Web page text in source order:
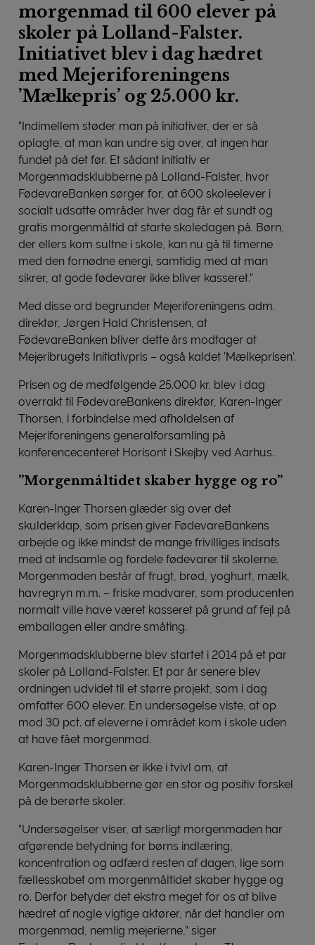
morgenmad til 600 elever på
skoler på Lolland-Falster.
Initiativet blev i dag hædret
med Mejeriforeningens
’Mælkepris’ og 25.000 kr.
”Indimellem støder man på initiativer, der er så
oplagte, at man kan undre sig over, at ingen har
fundet på det før. Et sådant initiativ er
Morgenmadsklubberne på Lolland-Falster, hvor
FødevareBanken sørger for, at 600 skoleelever i
socialt udsatte områder hver dag får et sundt og
gratis morgenmåltid at starte skoledagen på. Børn,
der ellers kom sultne i skole, kan nu gå til timerne
med den fornødne energi, samtidig med at man
sikrer, at gode fødevarer ikke bliver kasseret.”
Med disse ord begrunder Mejeriforeningens adm.
direktør, Jørgen Hald Christensen, at
FødevareBanken bliver dette års modtager at
Mejeribrugets Initiativpris – også kaldet ’Mælkeprisen’.
Prisen og de medfølgende 25.000 kr. blev i dag
overrakt til FødevareBankens direktør, Karen-Inger
Thorsen, i forbindelse med afholdelsen af
Mejeriforeningens generalforsamling på
konferencecenteret Horisont i Skejby ved Aarhus.
”Morgenmåltidet skaber hygge og ro”
Karen-Inger Thorsen glæder sig over det
skulderklap, som prisen giver FødevareBankens
arbejde og ikke mindst de mange frivilliges indsats
med at indsamle og fordele fødevarer til skolerne.
Morgenmaden består af frugt, brød, yoghurt, mælk,
havregryn m.m. – friske madvarer, som producenten
normalt ville have været kasseret på grund af fejl på
emballagen eller andre småting.
Morgenmadsklubberne blev startet i 2014 på et par
skoler på Lolland-Falster. Et par år senere blev
ordningen udvidet til et større projekt, som i dag
omfatter 600 elever. En undersøgelse viste, at op
mod 30 pct. af eleverne i området kom i skole uden
at have fået morgenmad.
Karen-Inger Thorsen er ikke i tvivl om, at
Morgenmadsklubberne gør en stor og positiv forskel
på de berørte skoler.
”Undersøgelser viser, at særligt morgenmaden har
afgørende betydning for børns indlæring,
koncentration og adfærd resten af dagen, lige som
fællesskabet om morgenmåltidet skaber hygge og
ro. Derfor betyder det ekstra meget for os at blive
hædret af nogle vigtige aktører, når det handler om
morgenmad, nemlig mejerierne,” siger